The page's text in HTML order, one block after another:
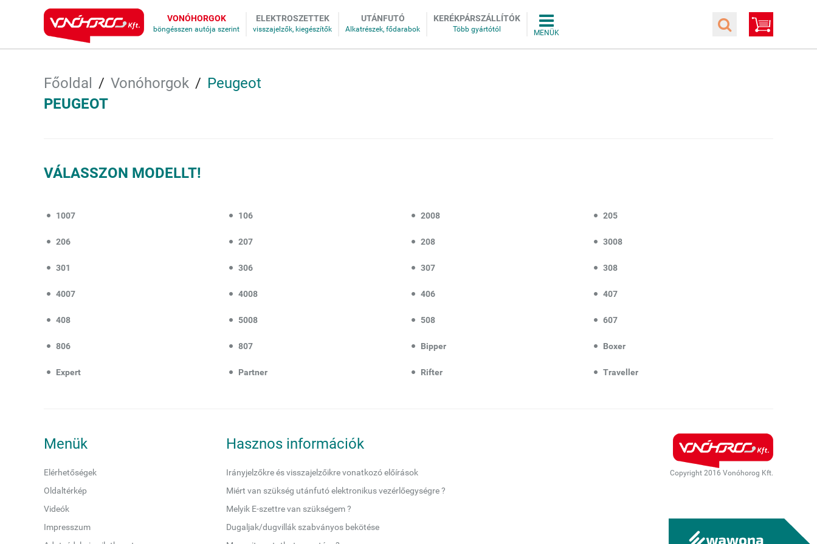
VONÓHORGOK ELEKTROSZETTEK UTÁNFUTÓ KERÉKPÁRSZÁLLÍTÓK
Főoldal Vonóhorgok
Peugeot
PEUGEOT
VÁLASSZON MODELLT!
1007 106 2008 205
206 207 208 3008
301 306 307 308
4007 4008 406 407
408 5008 508 607
806 807 Bipper Boxer
Expert Partner Rifter Traveller
Menük
Elérhetőségek
Oldaltérkép
Videók
Impresszum
Hasznos információk
Irányjelzőkre és visszajelzőikre vonatkozó előírások
Miért van szükség utánfutó elektronikus vezérlőegységre ?
Melyik E-szettre van szükségem ?
Dugaljak/dugvillák szabványos bekötése
Copyright 2016 Vonóhorog Kft.